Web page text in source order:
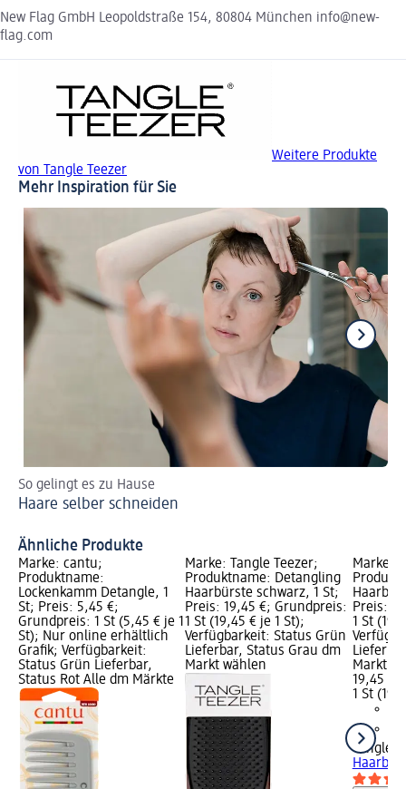
New Flag GmbH Leopoldstraße 154, 80804 München info@new-
flag.com
Weitere Produkte
von Tangle Teezer
Mehr Inspiration für Sie
So gelingt es zu Hause
Haare selber schneiden
Ähnliche Produkte
Marke: cantu;
Produktname:
Lockenkamm Detangle, 1
St; Preis: 5,45 €;
Grundpreis: 1 St (5,45 € je 1
St); Nur online erhältlich
Grafik; Verfügbarkeit:
Status Grün Lieferbar,
Status Rot Alle dm Märkte
Marke: Tangle Teezer;
Produktname: Detangling
Haarbürste schwarz, 1 St;
Preis: 19,45 €; Grundpreis:
1 St (19,45 € je 1 St);
Verfügbarkeit: Status Grün
Lieferbar, Status Grau dm
Markt wählen
Marke:
Preis:
1 St
Markt
19,45 €
1 St
Tangle